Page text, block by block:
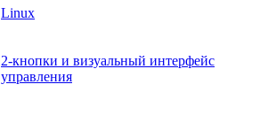
Linux
2-кнопки и визуальный интерфейс
управления